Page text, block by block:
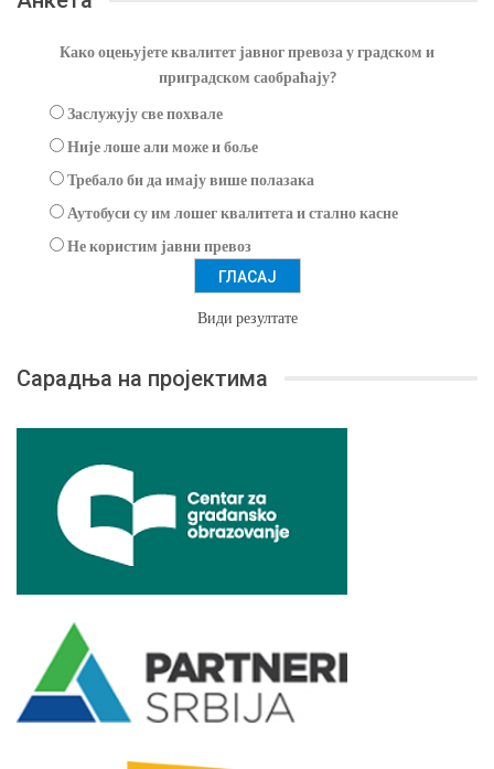
Како оцењујете квалитет јавног превоза у градском и
приградском саобраћају?
Заслужују све похвале
Није лоше али може и боље
Требало би да имају више полазака
Аутобуси су им лошег квалитета и стално касне
Не користим јавни превоз
Види резултате
Сарадња на пројектима